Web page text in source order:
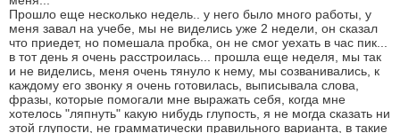
Прошло еще несколько недель.. у него было много работы, у
меня завал на учебе, мы не виделись уже 2 недели, он сказал
что приедет, но помешала пробка, он не смог уехать в час пик...
в тот день я очень расстроилась... прошла еще неделя, мы так
и не виделись, меня очень тянуло к нему, мы созванивались, к
каждому его звонку я очень готовилась, выписывала слова,
фразы, которые помогали мне выражать себя, когда мне
хотелось "ляпнуть" какую нибудь глупость, я не могда сказать ни
этой глупости, не грамматически правильного варианта, в такие